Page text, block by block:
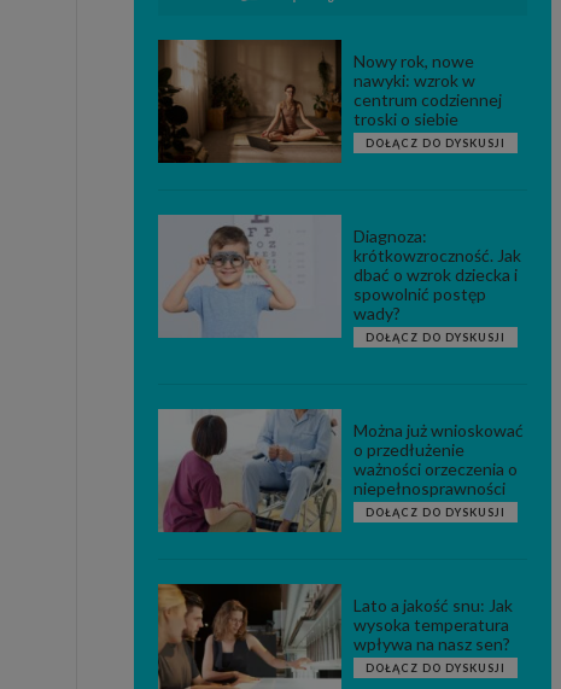
Nowy rok, nowe
nawyki: wzrok w
centrum codziennej
troski o siebie
DOŁĄCZ DO DYSKUSJI
Diagnoza:
krótkowzroczność. Jak
dbać o wzrok dziecka i
spowolnić postęp
wady?
DOŁĄCZ DO DYSKUSJI
Można już wnioskować
o przedłużenie
ważności orzeczenia o
niepełnosprawności
DOŁĄCZ DO DYSKUSJI
Lato a jakość snu: Jak
wysoka temperatura
wpływa na nasz sen?
DOŁĄCZ DO DYSKUSJI